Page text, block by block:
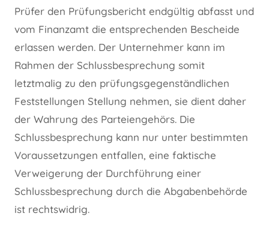
Prüfer den Prüfungsbericht endgültig abfasst und
vom Finanzamt die entsprechenden Bescheide
erlassen werden. Der Unternehmer kann im
Rahmen der Schlussbesprechung somit
letztmalig zu den prüfungsgegenständlichen
Feststellungen Stellung nehmen, sie dient daher
der Wahrung des Parteiengehörs. Die
Schlussbesprechung kann nur unter bestimmten
Voraussetzungen entfallen, eine faktische
Verweigerung der Durchführung einer
Schlussbesprechung durch die Abgabenbehörde
ist rechtswidrig.